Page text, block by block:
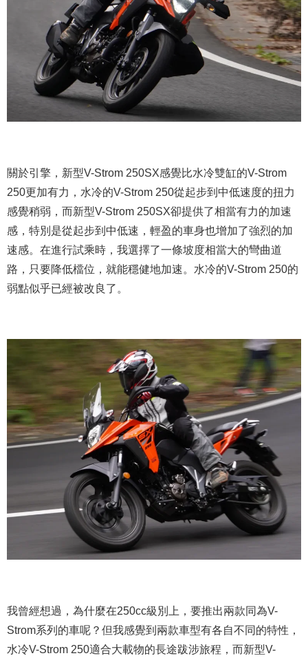
關於引擎，新型V-Strom 250SX感覺比水冷雙缸的V-Strom
250更加有力，水冷的V-Strom 250從起步到中低速度的扭力
感覺稍弱，而新型V-Strom 250SX卻提供了相當有力的加速
感，特別是從起步到中低速，輕盈的車身也增加了強烈的加
速感。在進行試乘時，我選擇了一條坡度相當大的彎曲道
路，只要降低檔位，就能穩健地加速。水冷的V-Strom 250的
弱點似乎已經被改良了。
我曾經想過，為什麼在250cc級別上，要推出兩款同為V-
Strom系列的車呢？但我感覺到兩款車型有各自不同的特性，
水冷V-Strom 250適合大載物的長途跋涉旅程，而新型V-